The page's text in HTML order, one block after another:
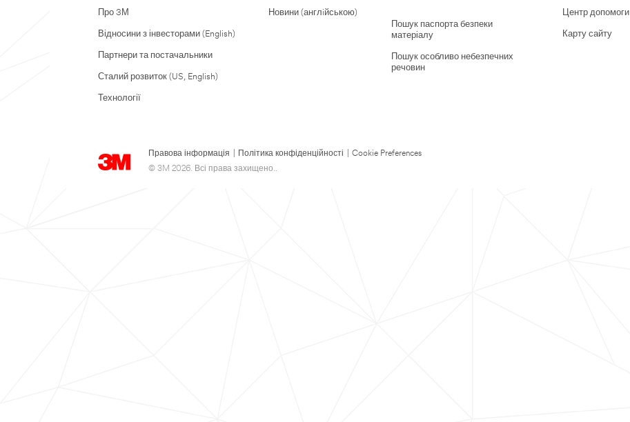
Про 3М
Відносини з інвесторами (English)
Партнери та постачальники
Сталий розвиток (US, English)
Технології
Новини (англiйською)
Пошук паспорта безпеки
матеріалу
Пошук особливо небезпечних
речовин
Центр допомоги
Карту сайту
Правова інформація Політика конфіденційності
Cookie Preferences
© 3M 2026. Всі права захищено..